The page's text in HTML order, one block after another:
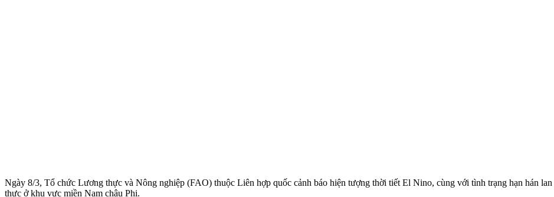
Ngày 8/3, Tổ chức Lương thực và Nông nghiệp (FAO) thuộc Liên hợp quốc cảnh báo hiện tượng thời tiết El Nino, cùng với tình trạng hạn hán
thực ở khu vực miền Nam châu Phi.